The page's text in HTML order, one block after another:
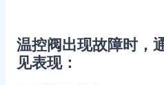
温控阀出现故障时，
见表现：